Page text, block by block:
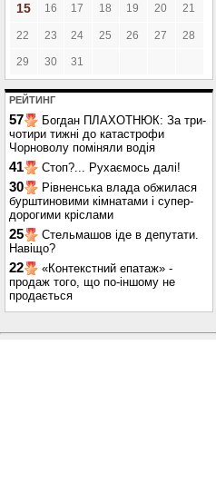
15
16 17 18 19 20 21
22 23 24 25 26 27 28
29 30 31
РЕЙТИНГ
57
Богдан ПЛАХОТНЮК: За три-
чотири тижні до катастрофи
Чорноволу поміняли водія
41 Стоп?... Рухаємось далі!
30
Рівненська влада обжилася
бурштиновими кімнатами і супер-
дорогими кріслами
25
Стельмашов іде в депутати.
Навіщо?
22
«Контекстний епатаж» -
продаж того, що по-іншому не
продається